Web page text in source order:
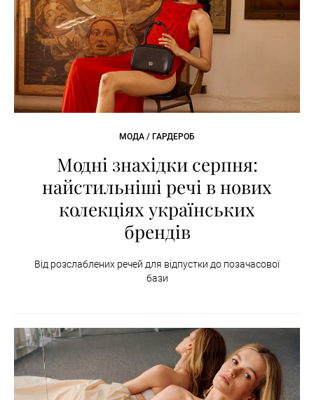
МОДА / ГАРДЕРОБ
Модні знахідки серпня:
найстильніші речі в нових
колекціях українських
брендів
Від розслаблених речей для відпустки до позачасової
бази